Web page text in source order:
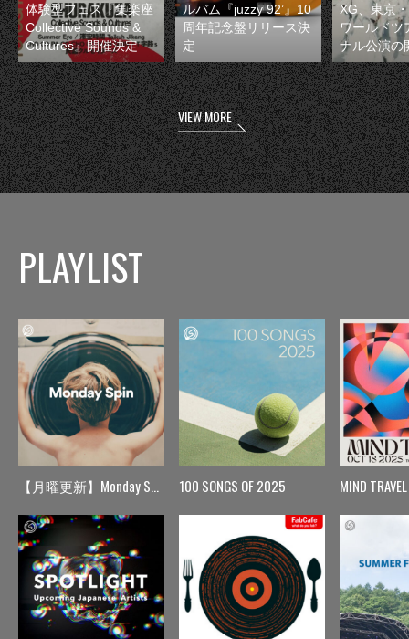
体験型フェス『集楽座
Collective Sounds &
Cultures』開催決定
ルバム『juzzy 92’』10
周年記念盤リリース決
定
XG、東京
ワールドツ
ナル公演の
VIEW MORE
PLAYLIST
【月曜更新】Monday Spin 100 SONGS OF 2025 MIND TRAVEL